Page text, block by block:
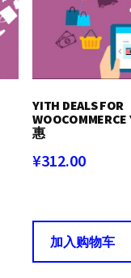
YITH DEALS FOR
惠
¥312.00
加入购物车